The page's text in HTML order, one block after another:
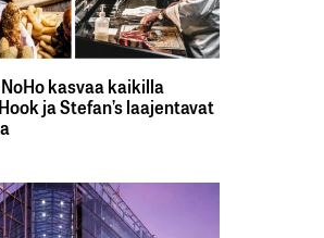
kasvaa kaikilla
ja Stefan’s laajentavat